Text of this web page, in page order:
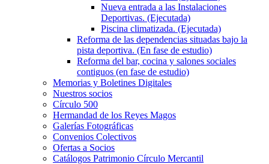
Nueva entrada a las Instalaciones
Deportivas. (Ejecutada)
Piscina climatizada. (Ejecutada)
Reforma de las dependencias situadas bajo la
pista deportiva. (En fase de estudio)
Reforma del bar, cocina y salones sociales
contiguos (en fase de estudio)
Memorias y Boletines Digitales
Nuestros socios
Círculo 500
Hermandad de los Reyes Magos
Galerías Fotográficas
Convenios Colectivos
Ofertas a Socios
Catálogos Patrimonio Círculo Mercantil